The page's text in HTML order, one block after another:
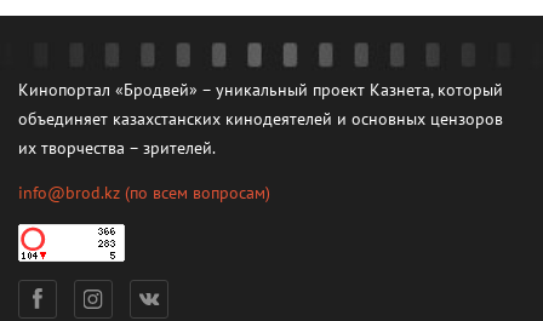
Кинопортал «Бродвей» – уникальный проект Казнета, который
объединяет казахстанских кинодеятелей и основных цензоров
их творчества – зрителей.
info@brod.kz (по всем вопросам)